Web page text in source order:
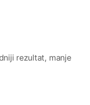
rezultat, manje